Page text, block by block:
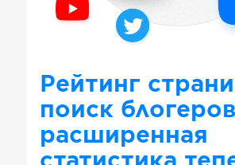
Рейтинг
поиск
расширенная